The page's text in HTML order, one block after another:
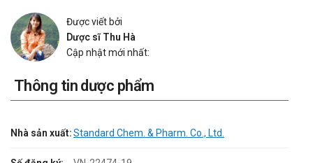
Được viết bởi
Dược sĩ Thu Hà
Cập nhật mới nhất:
Thông tin dược phẩm
Nhà sản xuất:Standard Chem. & Pharm. Co., Ltd.